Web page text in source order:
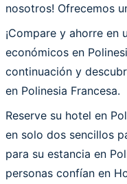
nosotros! Ofrecemos
¡Compare y ahorre en
económicos en
continuación y
en Polinesia Francesa.
Reserve su hotel en
en solo dos sencillos
para su estancia en
personas confían en